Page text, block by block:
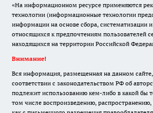
«На информационном ресурсе применяются
технологии (информационные технологии
информации на основе сбора, систематизации
относящихся к предпочтениям пользователей
находящихся на территории Российской
Внимание!
Вся информация, размещенная на данном сайте,
соответствии с законодательством РФ об
подлежит использованию кем-либо в какой бы
том числе воспроизведению, распространению,